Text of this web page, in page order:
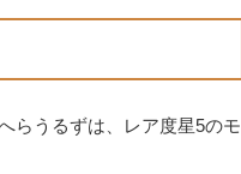
らうるずは、レア度星5のモ